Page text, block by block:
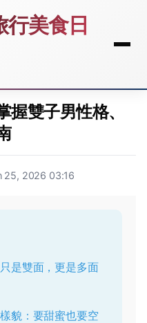
美食日
雙子男性格、
25, 2026 03:16
是雙面，更是多面
貌：要甜蜜也要空